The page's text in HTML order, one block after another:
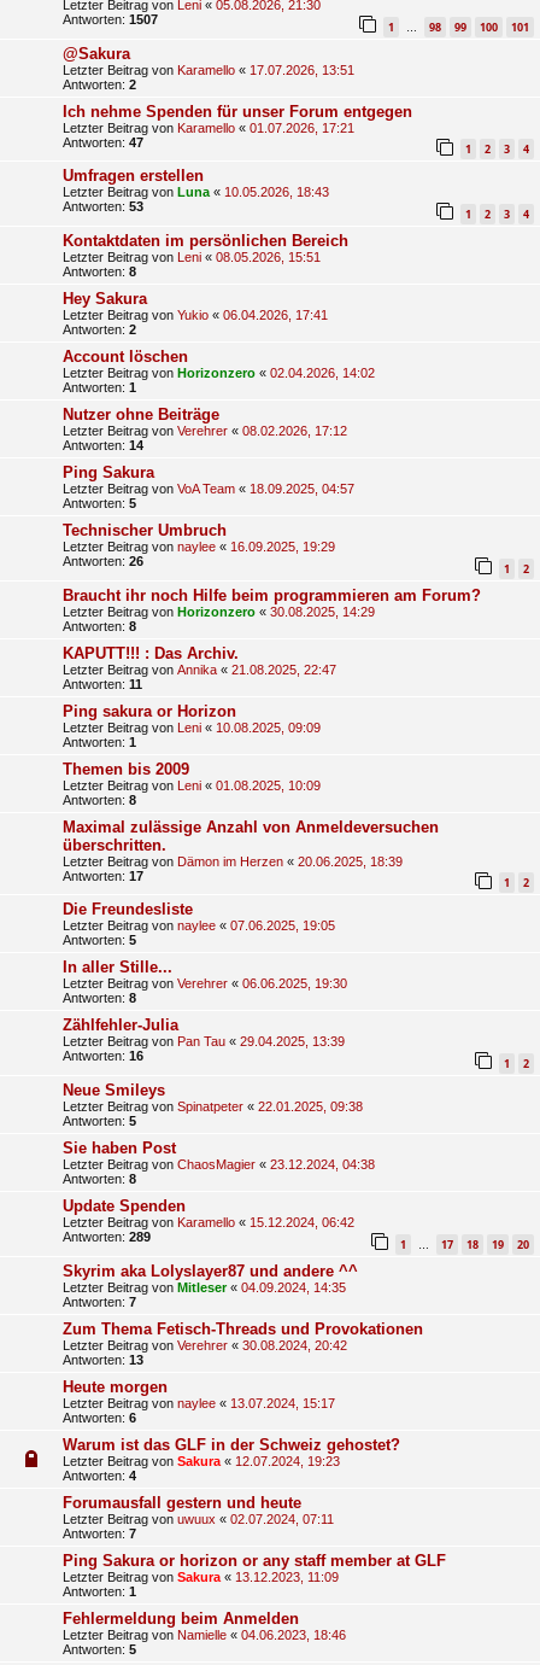
Letzter Beitrag von Leni « 05.08.2026, 21:30
Antworten: 1507 1 … 98 99 100 101
@Sakura
Letzter Beitrag von Karamello « 17.07.2026, 13:51
Antworten: 2
Ich nehme Spenden für unser Forum entgegen
Letzter Beitrag von Karamello « 01.07.2026, 17:21
Antworten: 47 1 2 3 4
Umfragen erstellen
Letzter Beitrag von Luna« 10.05.2026, 18:43
Antworten: 53 1 2 3 4
Kontaktdaten im persönlichen Bereich
Letzter Beitrag von Leni « 08.05.2026, 15:51
Antworten: 8
Hey Sakura
Letzter Beitrag von Yukio « 06.04.2026, 17:41
Antworten: 2
Account löschen
Letzter Beitrag von Horizonzero « 02.04.2026, 14:02
Antworten: 1
Nutzer ohne Beiträge
Letzter Beitrag von Verehrer « 08.02.2026, 17:12
Antworten: 14
Ping Sakura
Letzter Beitrag von VoA Team « 18.09.2025, 04:57
Antworten: 5
Technischer Umbruch
Letzter Beitrag von naylee « 16.09.2025, 19:29
Antworten: 26 1 2
Braucht ihr noch Hilfe beim programmieren am Forum?
Letzter Beitrag von Horizonzero « 30.08.2025, 14:29
Antworten: 8
KAPUTT!!! : Das Archiv.
Letzter Beitrag von Annika « 21.08.2025, 22:47
Antworten: 11
Ping sakura or Horizon
Letzter Beitrag von Leni « 10.08.2025, 09:09
Antworten: 1
Themen bis 2009
Letzter Beitrag von Leni « 01.08.2025, 10:09
Antworten: 8
Maximal zulässige Anzahl von Anmeldeversuchen
überschritten.
Letzter Beitrag von Dämon im Herzen « 20.06.2025, 18:39
Antworten: 17 1 2
Die Freundesliste
Letzter Beitrag von naylee « 07.06.2025, 19:05
Antworten: 5
In aller Stille...
Letzter Beitrag von Verehrer « 06.06.2025, 19:30
Antworten: 8
Zählfehler-Julia
Letzter Beitrag von Pan Tau « 29.04.2025, 13:39
Antworten: 16 1 2
Neue Smileys
Letzter Beitrag von Spinatpeter « 22.01.2025, 09:38
Antworten: 5
Sie haben Post
Letzter Beitrag von ChaosMagier « 23.12.2024, 04:38
Antworten: 8
Update Spenden
Letzter Beitrag von Karamello « 15.12.2024, 06:42
Antworten: 289 1 … 17 18 19 20
Skyrim aka Lolyslayer87 und andere ^^
Letzter Beitrag von Mitleser« 04.09.2024, 14:35
Antworten: 7
Zum Thema Fetisch-Threads und Provokationen
Letzter Beitrag von Verehrer « 30.08.2024, 20:42
Antworten: 13
Heute morgen
Letzter Beitrag von naylee « 13.07.2024, 15:17
Antworten: 6
Warum ist das GLF in der Schweiz gehostet?
Letzter Beitrag von Sakura « 12.07.2024, 19:23
Antworten: 4
Forumausfall gestern und heute
Letzter Beitrag von uwuux « 02.07.2024, 07:11
Antworten: 7
Ping Sakura or horizon or any staff member at GLF
Letzter Beitrag von Sakura « 13.12.2023, 11:09
Antworten: 1
Fehlermeldung beim Anmelden
Letzter Beitrag von Namielle « 04.06.2023, 18:46
Antworten: 5